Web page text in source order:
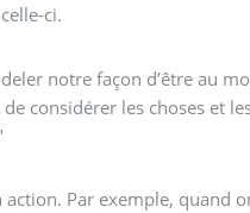
ci.
notre façon d’être au
considérer les choses et
action. Par exemple, quand